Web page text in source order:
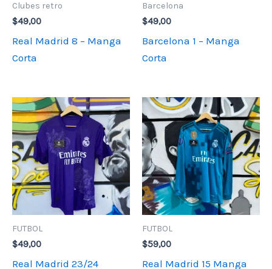
Clubes retro
$49,00
Real Madrid 8 – Manga
Corta
Barcelona
$49,00
Barcelona 1 – Manga
Corta
FUTBOL
$49,00
Real Madrid 23/24
FUTBOL
$59,00
Real Madrid 15 Manga